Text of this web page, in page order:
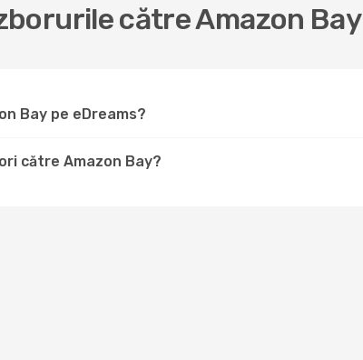
către Amazon Bay
Bay pe eDreams?
către Amazon Bay?